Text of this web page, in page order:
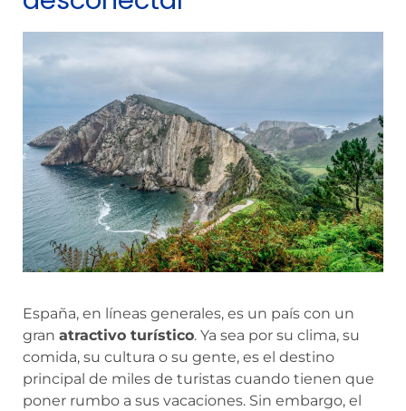
España, en líneas generales, es un país con un
gran atractivo turístico. Ya sea por su clima, su
comida, su cultura o su gente, es el destino
principal de miles de turistas cuando tienen que
poner rumbo a sus vacaciones. Sin embargo, el